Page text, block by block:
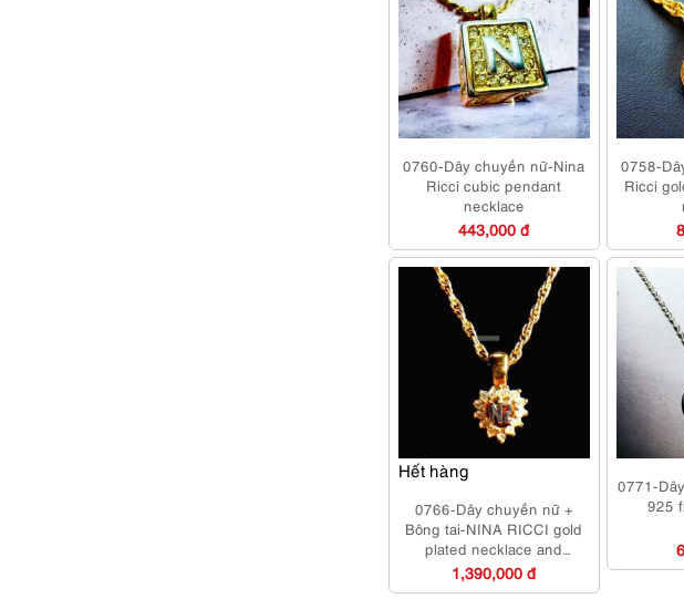
0760-Dây chuyền nữ-Nina
Ricci cubic pendant
necklace
443,000 đ
0758-
Ricci
Hết hàng
0766-Dây chuyền nữ +
Bông tai-NINA RICCI gold
plated necklace and
earrings-Khá mới
1,390,000 đ
0771-
925